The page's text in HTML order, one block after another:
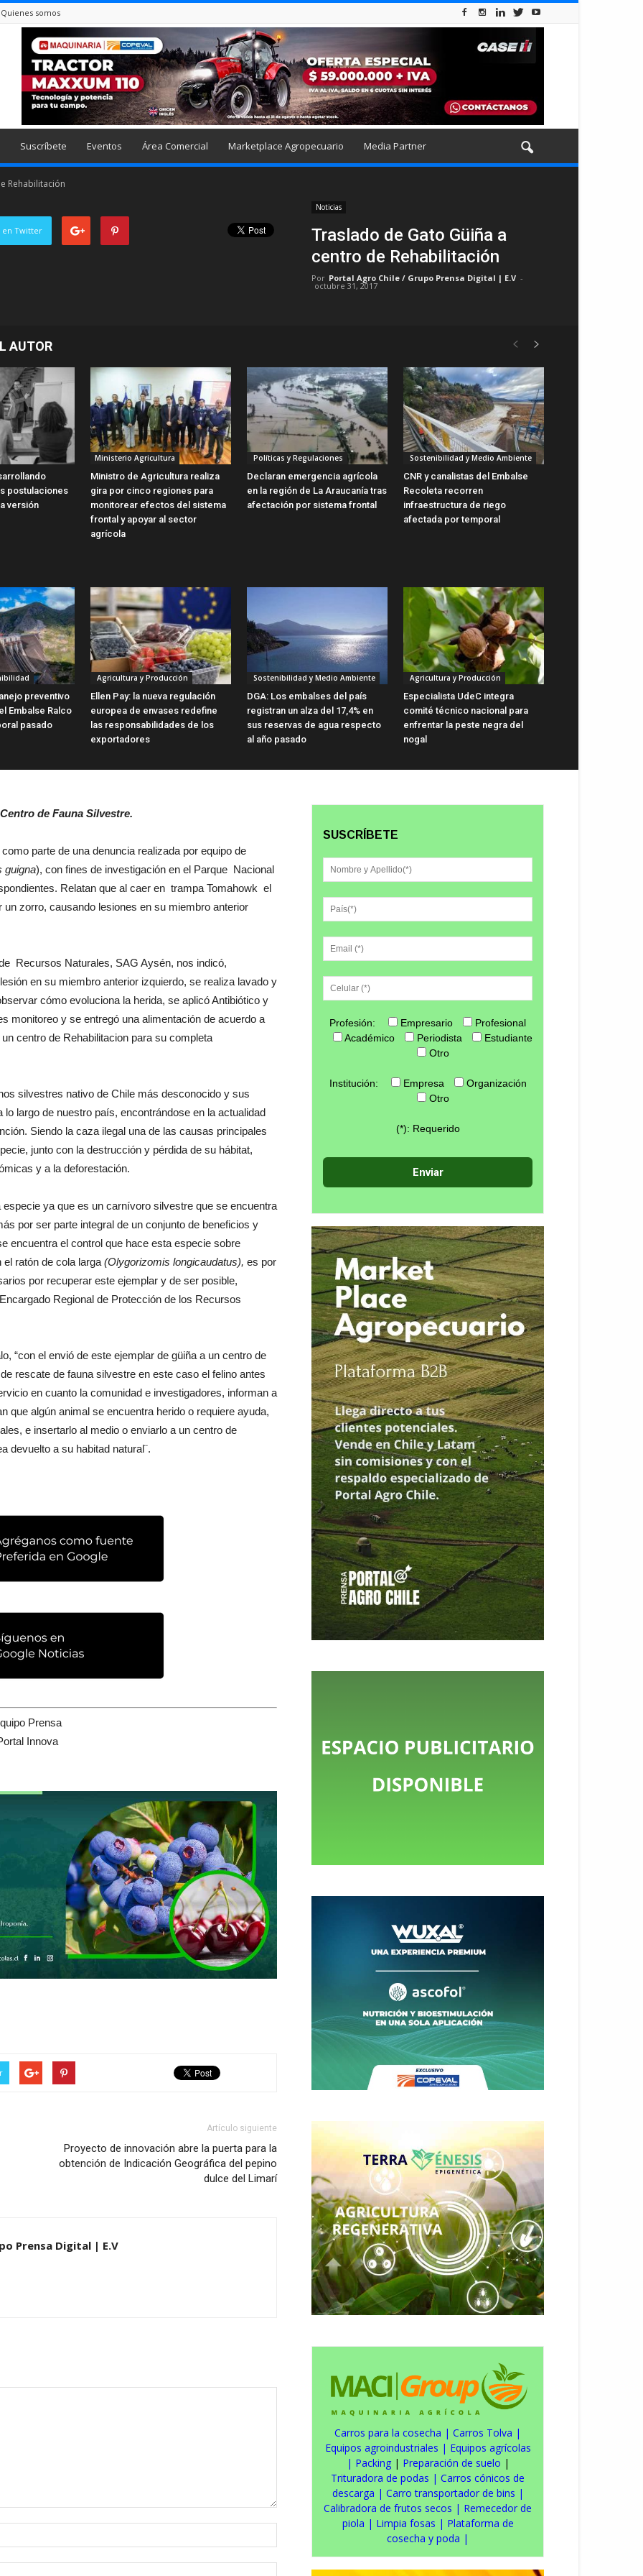
Quienes somos
Suscríbete Eventos Área Comercial Marketplace Agropecuario Media Partner
Rehabilitación
Noticias
Traslado de Gato Güiña a
centro de Rehabilitación
Por Portal Agro Chile / Grupo Prensa Digital | E.V -
octubre 31, 2017
Twitter
AUTOR
postulaciones
versión
Ministerio Agricultura
Ministro de Agricultura realiza
gira por cinco regiones para
monitorear efectos del sistema
frontal y apoyar al sector
agrícola
Políticas y Regulaciones
Declaran emergencia agrícola
en la región de La Araucanía tras
afectación por sistema frontal
Sostenibilidad y Medio Ambiente
CNR y canalistas del Embalse
Recoleta recorren
infraestructura de riego
afectada por temporal
preventivo
Embalse Ralco
pasado
Agricultura y Producción
Ellen Pay: la nueva regulación
europea de envases redefine
las responsabilidades de los
exportadores
Sostenibilidad y Medio Ambiente
DGA: Los embalses del país
registran un alza del 17,4% en
sus reservas de agua respecto
al año pasado
Agricultura y Producción
Especialista UdeC integra
comité técnico nacional para
enfrentar la peste negra del
nogal
de Fauna Silvestre.
parte de una denuncia realizada por equipo de
guigna), con fines de investigación en el Parque Nacional
Relatan que al caer en trampa Tomahowk el
zorro, causando lesiones en su miembro anterior
Recursos Naturales, SAG Aysén, nos indicó,
en su miembro anterior izquierdo, se realiza lavado y
cómo evoluciona la herida, se aplicó Antibiótico y
monitoreo y se entregó una alimentación de acuerdo a
centro de Rehabilitacion para su completa
silvestres nativo de Chile más desconocido y sus
largo de nuestro país, encontrándose en la actualidad
Siendo la caza ilegal una de las causas principales
junto con la destrucción y pérdida de su hábitat,
y a la deforestación.
ya que es un carnívoro silvestre que se encuentra
por ser parte integral de un conjunto de beneficios y
encuentra el control que hace esta especie sobre
ratón de cola larga (Olygorizomis longicaudatus), es por
por recuperar este ejemplar y de ser posible,
Regional de Protección de los Recursos
“con el envió de este ejemplar de güiña a un centro de
rescate de fauna silvestre en este caso el felino antes
en cuanto la comunidad e investigadores, informan a
que algún animal se encuentra herido o requiere ayuda,
e insertarlo al medio o enviarlo a un centro de
devuelto a su habitad natural¨.
Prensa
Innova
Artículo siguiente
Proyecto de innovación abre la puerta para la
obtención de Indicación Geográfica del pepino
dulce del Limarí
Prensa Digital | E.V
SUSCRÍBETE
Profesión: Empresario
Profesional
Académico
Periodista
Estudiante
Otro
Institución: Empresa
Organización
Otro
(*): Requerido
Carros para la cosecha | Carros Tolva |
Equipos agroindustriales | Equipos agrícolas
| Packing| Preparación de suelo |
Trituradora de podas | Carros cónicos de
descarga | Carro transportador de bins |
Calibradora de frutos secos | Remecedor de
piola | Limpia fosas | Plataforma de
cosecha y poda |